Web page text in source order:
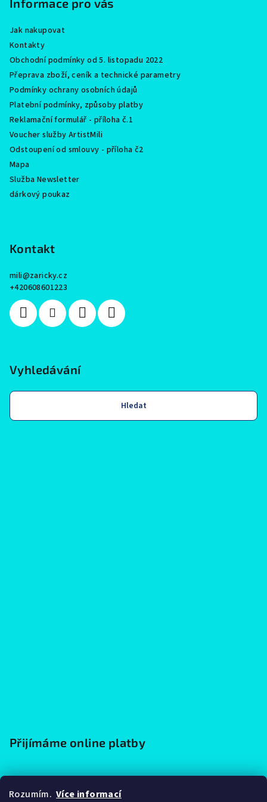
Rozumím. Více informací
Informace pro vás
Jak nakupovat
Kontakty
Obchodní podmínky od 5. listopadu 2022
Přeprava zboží, ceník a technické parametry
Podmínky ochrany osobních údajů
Platební podmínky, způsoby platby
Reklamační formulář - příloha č.1
Voucher služby ArtistMili
Odstoupení od smlouvy - příloha č2
Mapa
Služba Newsletter
dárkový poukaz
Kontakt
mili@zaricky.cz
+420608601223
Vyhledávání
Hledat
Přijímáme online platby